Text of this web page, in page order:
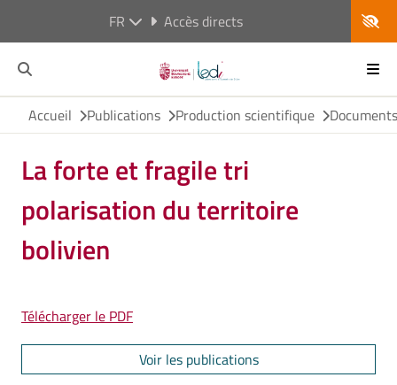
FR Accès directs
Accueil Publications Production scientifique
La forte et fragile tri
polarisation du territoire
bolivien
Télécharger le PDF
Voir les publications